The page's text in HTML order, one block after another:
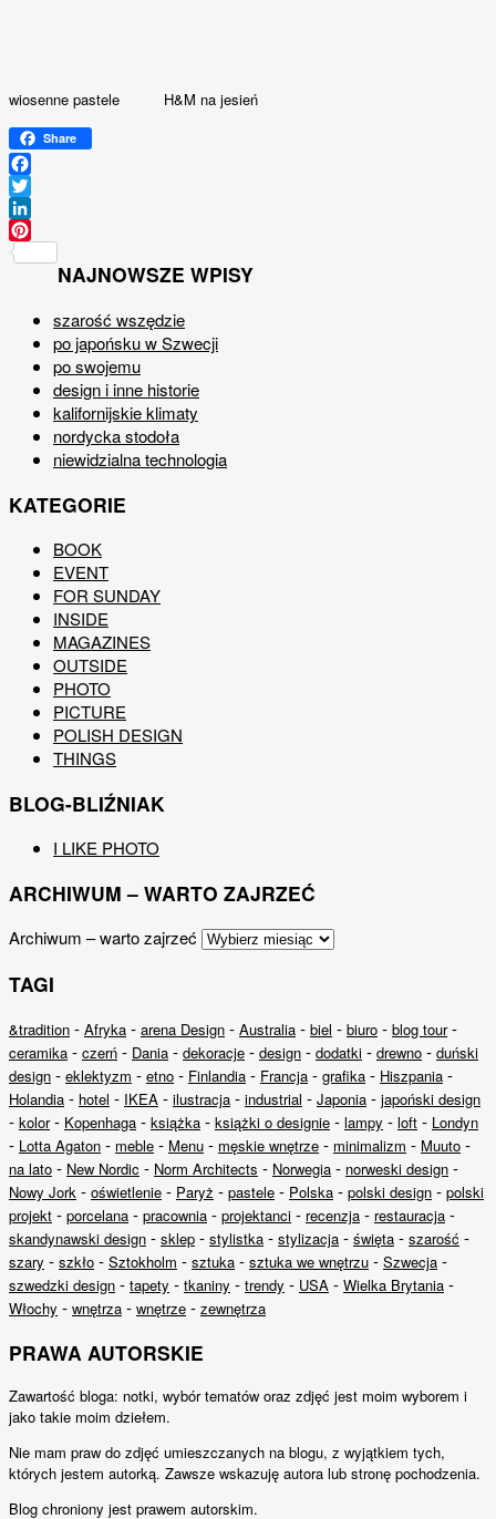
wiosenne pastele H&M na jesień
Share
Facebook
Twitter
LinkedIn
NAJNOWSZE WPISY
szarość wszędzie
po japońsku w Szwecji
po swojemu
design i inne historie
kalifornijskie klimaty
nordycka stodoła
niewidzialna technologia
KATEGORIE
BOOK
EVENT
FOR SUNDAY
INSIDE
MAGAZINES
OUTSIDE
PHOTO
PICTURE
POLISH DESIGN
THINGS
BLOG-BLIŹNIAK
I LIKE PHOTO
ARCHIWUM – WARTO ZAJRZEĆ
Archiwum – warto zajrzeć
TAGI
&tradition - Afryka - arena Design - Australia - biel - biuro - blog tour-
ceramika - czerń - Dania - dekoracje - design - dodatki - drewno - duński
design - eklektyzm - etno - Finlandia - Francja - grafika - Hiszpania -
Holandia - hotel - IKEA - ilustracja - industrial - Japonia - japoński design
- kolor- Kopenhaga - książka - książki o designie - lampy - loft - Londyn
- Lotta Agaton - meble - Menu - męskie wnętrze - minimalizm - Muuto -
na lato - New Nordic - Norm Architects - Norwegia - norweski design -
Nowy Jork - oświetlenie - Paryż - pastele - Polska - polski design - polski
projekt - porcelana - pracownia - projektanci - recenzja - restauracja -
skandynawski design - sklep - stylistka - stylizacja - święta - szarość -
szary - szkło - Sztokholm - sztuka - sztuka we wnętrzu - Szwecja -
szwedzki design - tapety - tkaniny - trendy - USA - Wielka Brytania -
Włochy - wnętrza - wnętrze - zewnętrza
PRAWA AUTORSKIE
Zawartość bloga: notki, wybór tematów oraz zdjęć jest moim wyborem i
jako takie moim dziełem.
Nie mam praw do zdjęć umieszczanych na blogu, z wyjątkiem tych,
których jestem autorką. Zawsze wskazuję autora lub stronę pochodzenia.
Blog chroniony jest prawem autorskim.